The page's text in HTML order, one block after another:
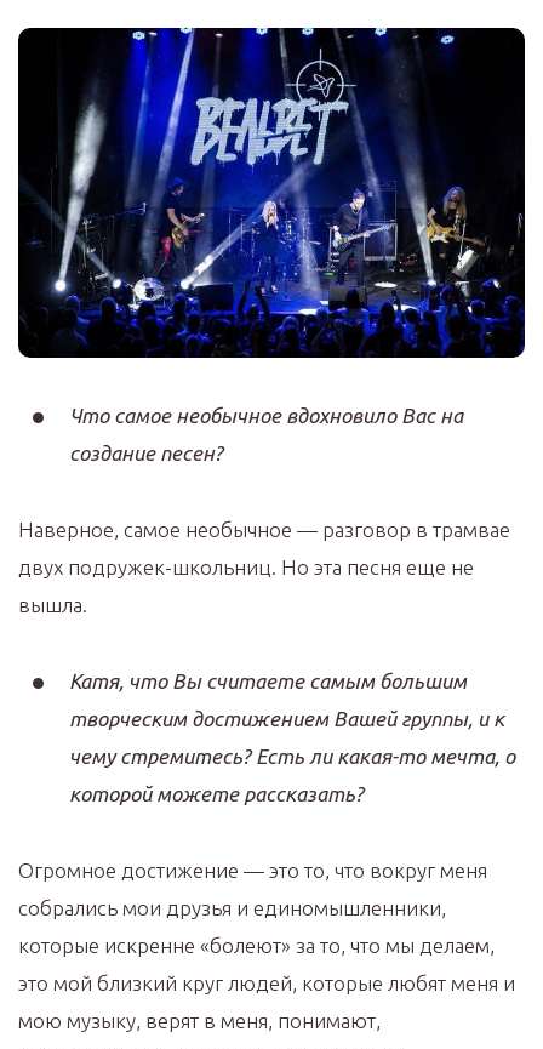
Что самое необычное вдохновило Вас на
создание песен?
Наверное, самое необычное — разговор в трамвае
двух подружек-школьниц. Но эта песня еще не
вышла.
Катя, что Вы считаете самым большим
творческим достижением Вашей группы, и к
чему стремитесь? Есть ли какая-то мечта, о
которой можете рассказать?
Огромное достижение — это то, что вокруг меня
собрались мои друзья и единомышленники,
которые искренне «болеют» за то, что мы делаем,
это мой близкий круг людей, которые любят меня и
мою музыку, верят в меня, понимают,